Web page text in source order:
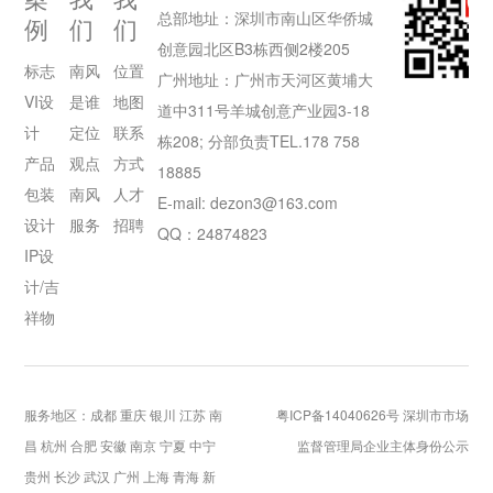
例
标志
VI设
计
产品
包装
设计
IP设
计/吉
祥物
们
南风
是谁
定位
观点
南风
服务
们
位置
地图
联系
方式
人才
招聘
总部地址：深圳市南山区华侨城
创意园北区B3栋西侧2楼205
广州地址：广州市天河区黄埔大
道中311号羊城创意产业园3-18
栋208; 分部负责TEL.178 758
18885
E-mail: dezon3@163.com
QQ：24874823
服务地区：成都 重庆 银川 江苏 南
昌 杭州 合肥 安徽 南京 宁夏 中宁
贵州 长沙 武汉 广州 上海 青海 新
粤ICP备14040626号深圳市市场
监督管理局企业主体身份公示